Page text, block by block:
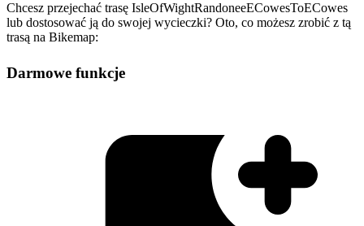
Chcesz przejechać trasę IsleOfWightRandoneeECowesToECowes
lub dostosować ją do swojej wycieczki? Oto, co możesz zrobić z tą
trasą na Bikemap:
Darmowe funkcje